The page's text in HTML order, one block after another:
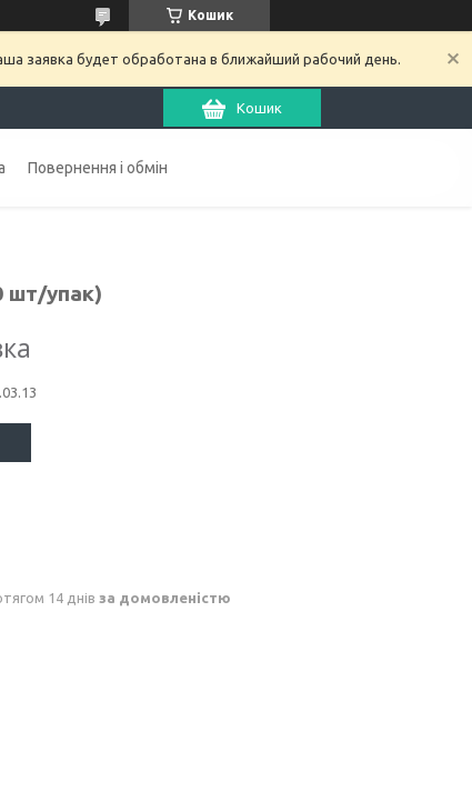
Кошик
заявка будет обработана в ближайший рабочий день.
Кошик
Повернення і обмін
шт/упак)
14 днів за домовленістю